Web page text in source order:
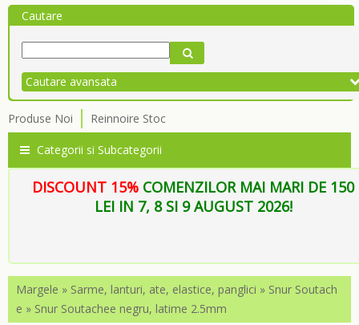
Cautare
Cautare avansata
Produse Noi Reinnoire Stoc
Categorii si Subcategorii
DISCOUNT 15% COMENZILOR MAI MARI DE 150
LEI IN 7, 8 SI 9 AUGUST 2026!
Margele » Sarme, lanturi, ate, elastice, panglici » Snur Soutach
e » Snur Soutachee negru, latime 2.5mm